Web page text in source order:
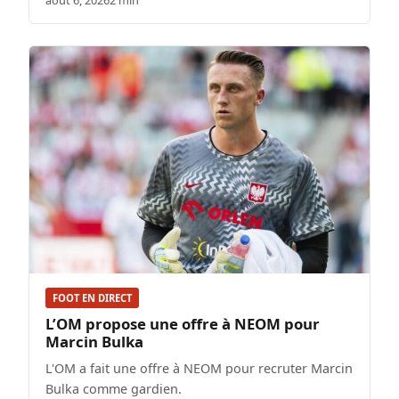
FOOT EN DIRECT
L’OM propose une offre à NEOM pour
Marcin Bulka
L'OM a fait une offre à NEOM pour recruter Marcin
Bulka comme gardien.